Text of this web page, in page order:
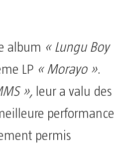
album « Lungu Boy
LP « Morayo ».
», leur a valu des
performance
permis